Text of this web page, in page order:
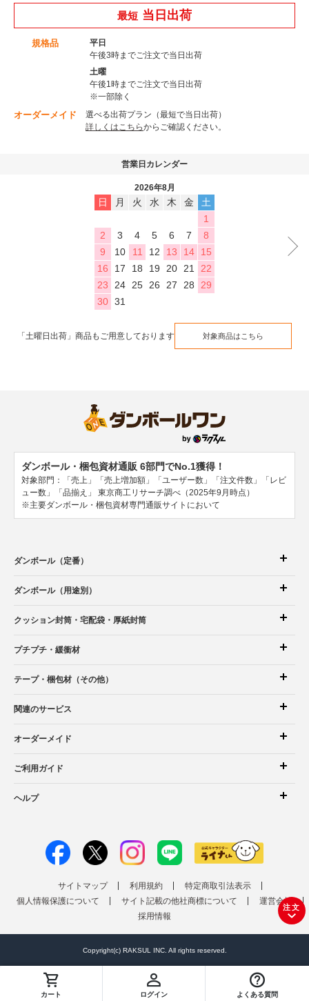
カート ログイン よくある質問
注文
最短 当日出荷
規格品
平日
午後3時までご注文で当日出荷
土曜
午後1時までご注文で当日出荷
※一部除く
オーダーメイド
選べる出荷プラン（最短で当日出荷）
詳しくはこちらからご確認ください。
営業日カレンダー
2026年8月
日 月 火 水 木 金
土
1
2
3 4 5 6 7
8
9
10 11 12 13 14
15
16
17 18 19 20 21
22
23
24 25 26 27 28
29
30 31
「土曜日出荷」商品もご用意しております 対象商品はこちら
ダンボール・梱包資材通販 6部門でNo.1獲得！
対象部門：「売上」「売上増加額」「ユーザー数」「注文件数」「レビ
ュー数」「品揃え」
東京商工リサーチ調べ（2025年9月時点）
※主要ダンボール・梱包資材専門通販サイトにおいて
ダンボール（定番）
ダンボール（用途別）
クッション封筒 ・宅配袋 ・厚紙封筒
プチプチ・緩衝材
テープ・梱包材（その他）
関連のサービス
オーダーメイド
ご利用ガイド
ヘルプ
サイトマップ 利用規約
特定商取引法表示
個人情報保護について
サイト記載の他社商標について
運営会社
採用情報
Copyright(c) RAKSUL INC. All rights reserved.